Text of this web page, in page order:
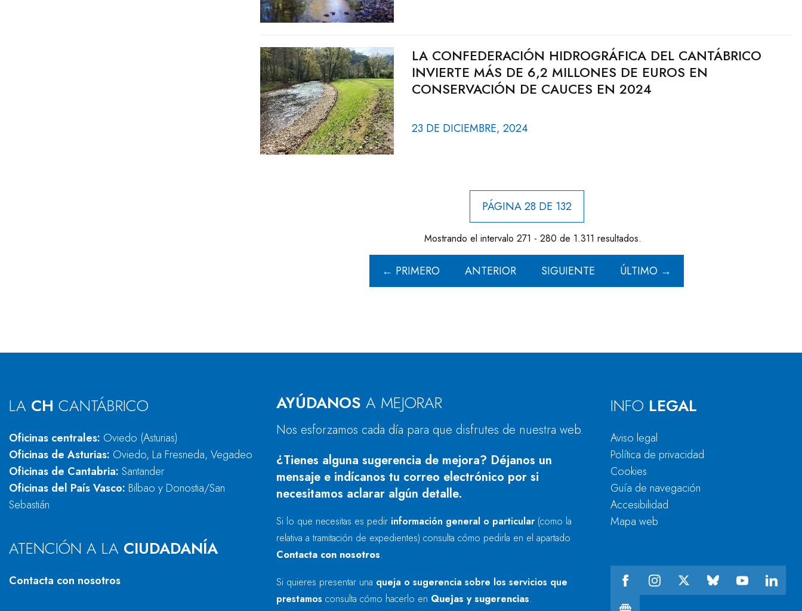
LA CONFEDERACIÓN HIDROGRÁFICA DEL CANTÁBRICO
INVIERTE MÁS DE 6,2 MILLONES DE EUROS EN
CONSERVACIÓN DE CAUCES EN 2024
23 DE DICIEMBRE, 2024
PÁGINA 28 DE 132
Mostrando el intervalo 271 - 280 de 1.311 resultados.
← PRIMERO ANTERIOR SIGUIENTE ÚLTIMO →
LA CH CANTÁBRICO
Oficinas centrales: Oviedo (Asturias)
Oficinas de Asturias: Oviedo, La Fresneda, Vegadeo
Oficinas de Cantabria: Santander
Oficinas del País Vasco: Bilbao y Donostia/San
Sebastián
ATENCIÓN A LA CIUDADANÍA
Contacta con nosotros
AYÚDANOS A MEJORAR
Nos esforzamos cada día para que disfrutes de nuestra web.
¿Tienes alguna sugerencia de mejora? Déjanos un
mensaje e indícanos tu correo electrónico por si
necesitamos aclarar algún detalle.
Si lo que necesitas es pedir información general o particular (como la
relativa a tramitación de expedientes) consulta cómo pedirla en el apartado
Contacta con nosotros.
Si quieres presentar una queja o sugerencia sobre los servicios que
prestamos consulta cómo hacerlo en Quejas y sugerencias.
INFO LEGAL
Aviso legal
Política de privacidad
Cookies
Guía de navegación
Accesibilidad
Mapa web